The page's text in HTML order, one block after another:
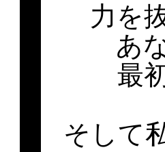
力を
あ
最
そして